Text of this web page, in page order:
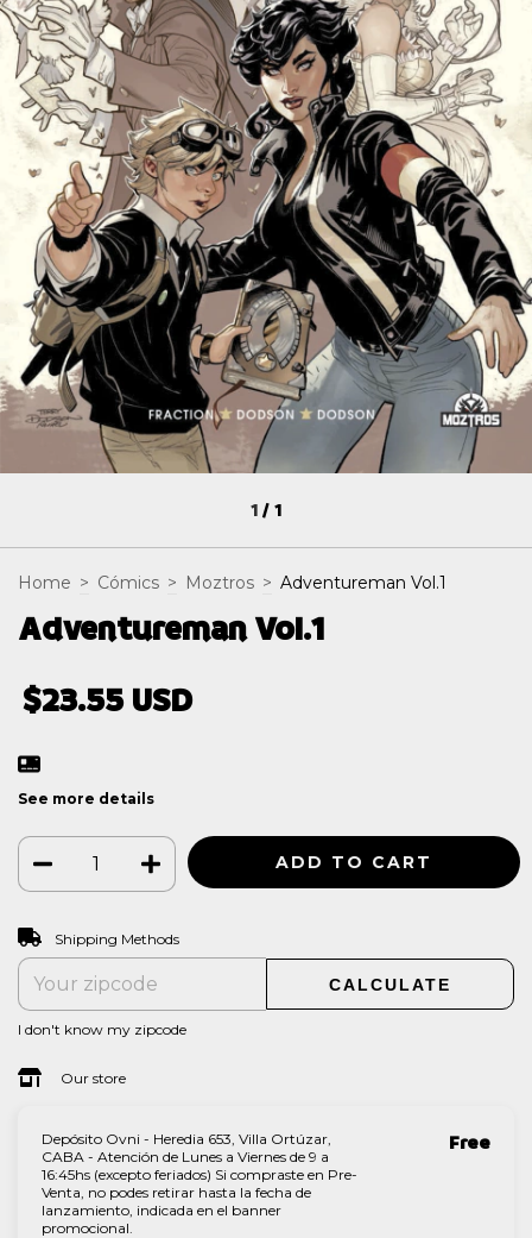
1/1
Home > Cómics > Moztros > Adventureman Vol.1
Adventureman Vol.1
$23.55 USD
See more details
Shipping for zipcode:
Shipping Methods
CALCULATE
I don't know my zipcode
Our store
Depósito Ovni - Heredia 653, Villa Ortúzar,
CABA - Atención de Lunes a Viernes de 9 a
16:45hs (excepto feriados) Si compraste en Pre-
Venta, no podes retirar hasta la fecha de
lanzamiento, indicada en el banner
promocional.
Free